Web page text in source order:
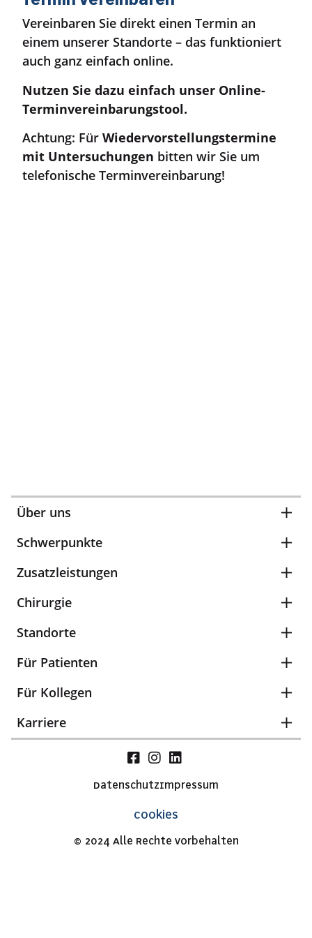
Vereinbaren Sie direkt einen Termin an
einem unserer Standorte – das funktioniert
auch ganz einfach online.
Nutzen Sie dazu einfach unser Online-
Terminvereinbarungstool.
Achtung: Für Wiedervorstellungstermine
mit Untersuchungen bitten wir Sie um
telefonische Terminvereinbarung!
Über uns
Schwerpunkte
Zusatzleistungen
Chirurgie
Standorte
Für Patienten
Für Kollegen
Karriere
DatenschutzImpressum
Cookies
© 2024 Alle Rechte vorbehalten